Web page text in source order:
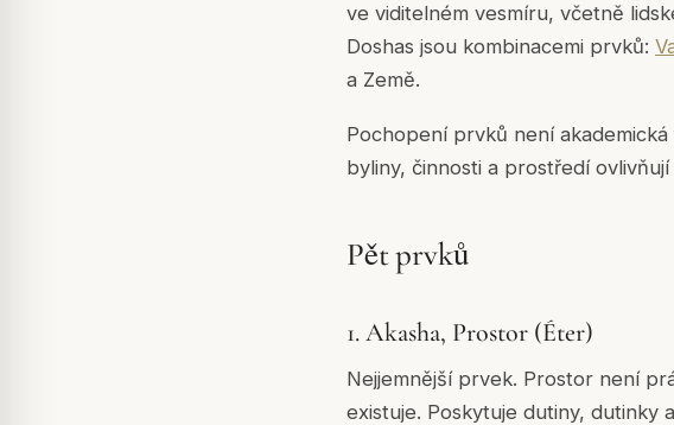
ve viditelném vesmíru, včetně
Doshas jsou kombinacemi prvků:
a Země.
Pochopení prvků není
byliny, činnosti a prostředí
Pět prvků
1. Akasha, Prostor (Éter)
Nejjemnější prvek. Prostor není
existuje. Poskytuje dutiny,